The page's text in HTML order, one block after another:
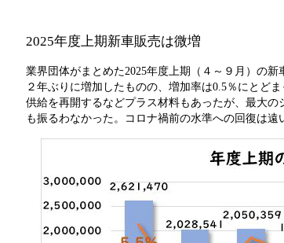
2025年度上期新車販売は微増
業界団体がまとめた2025年度上期（４～９月）の
２年ぶりに増加したものの、増加率は0.5％にとど
供給を再開するなどプラス材料もあったが、最大
も振るわなかった。コロナ禍前の水準への回復は遠